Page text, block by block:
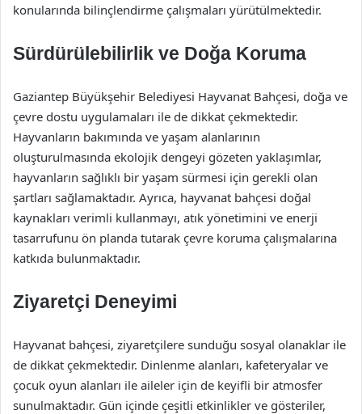
konularında bilinçlendirme çalışmaları yürütülmektedir.
Sürdürülebilirlik ve Doğa Koruma
Gaziantep Büyükşehir Belediyesi Hayvanat Bahçesi, doğa ve
çevre dostu uygulamaları ile de dikkat çekmektedir.
Hayvanların bakımında ve yaşam alanlarının
oluşturulmasında ekolojik dengeyi gözeten yaklaşımlar,
hayvanların sağlıklı bir yaşam sürmesi için gerekli olan
şartları sağlamaktadır. Ayrıca, hayvanat bahçesi doğal
kaynakları verimli kullanmayı, atık yönetimini ve enerji
tasarrufunu ön planda tutarak çevre koruma çalışmalarına
katkıda bulunmaktadır.
Ziyaretçi Deneyimi
Hayvanat bahçesi, ziyaretçilere sunduğu sosyal olanaklar ile
de dikkat çekmektedir. Dinlenme alanları, kafeteryalar ve
çocuk oyun alanları ile aileler için de keyifli bir atmosfer
sunulmaktadır. Gün içinde çeşitli etkinlikler ve gösteriler,